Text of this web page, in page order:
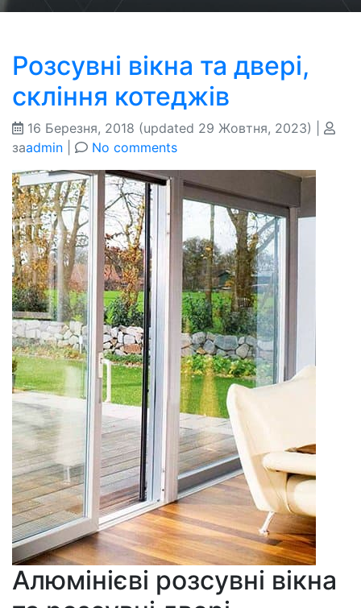
Розсувні вікна та двері,
скління котеджів
16 Березня, 2018 (updated 29 Жовтня, 2023)
заadmin No comments
Алюмінієві розсувні вікна